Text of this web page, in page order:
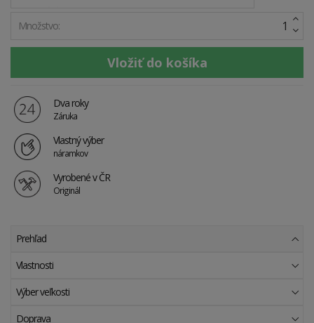
Množstvo:
Dva roky
Záruka
Vlastný výber
náramkov
Vyrobené v ČR
Originál
Prehľad
Vlastnosti
Výber veľkosti
Doprava